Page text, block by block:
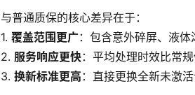
与普通质保的核心差异在于：
1. 覆盖范围更广：包含意外碎屏、液
2. 服务响应更快：平均处理时效比常
3. 换新标准更高 ：直接更换全新未激